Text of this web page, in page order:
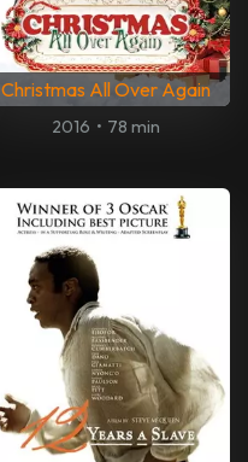
Christmas All Over Again
2016 • 78 min